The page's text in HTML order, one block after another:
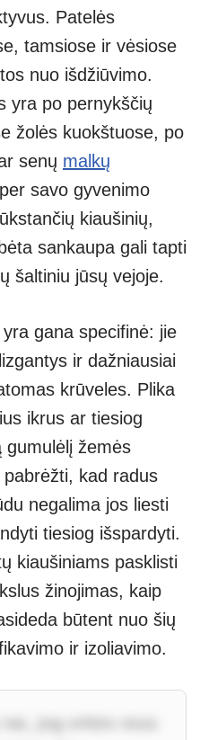
Patelės
tamsiose ir vėsiose
nuo išdžiūvimo.
yra po pernykščių
žolės kuokštuose, po
senų malkų
savo gyvenimo
kiaušinių,
sankaupa gali tapti
šaltiniu jūsų vejoje.
gana specifinė: jie
ir dažniausiai
krūveles. Plika
ikrus ar tiesiog
gumulėlį žemės
kad radus
negalima jos liesti
tiesiog išspardyti.
kiaušiniams pasklisti
žinojimas, kaip
būtent nuo šių
ir izoliavimo.
jog erkės mus